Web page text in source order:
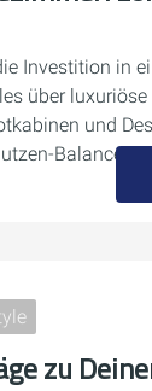
Investition in
über
und
Balance.
zu